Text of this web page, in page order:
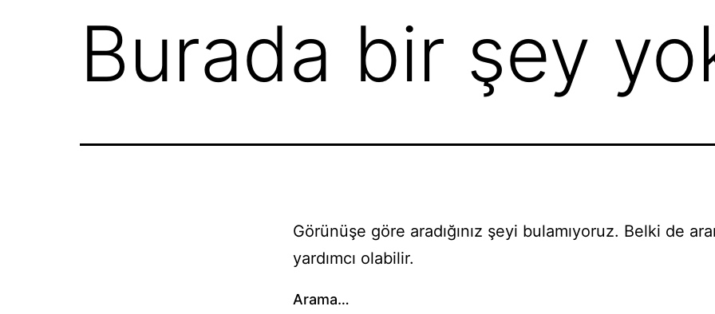
Burada bir şey
Görünüşe göre aradığınız şeyi bulamıyoruz. Belki de
yardımcı olabilir.
Arama…